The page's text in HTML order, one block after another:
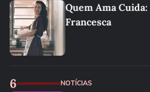
Quem Ama
Francesca
6 NOTÍCIAS